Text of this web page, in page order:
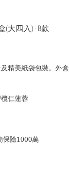
大四入) - B款
精美紙袋包裝。外盒
仁蓮蓉
保險1000萬